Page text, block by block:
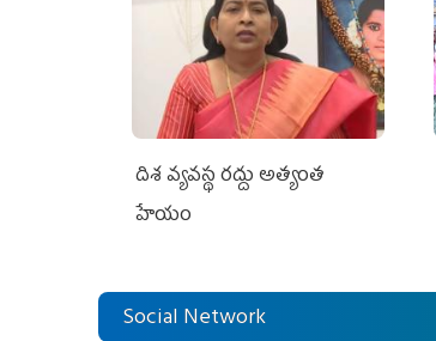
దిశ వ్యవస్థ రద్దు అత్యంత
హేయం
Social Network